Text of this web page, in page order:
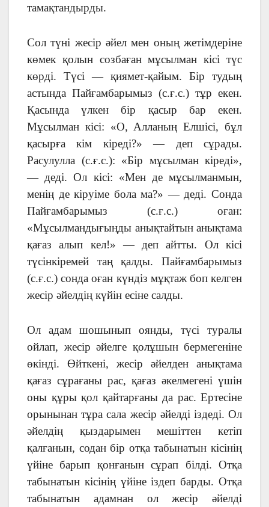
тамақтандырды.
Сол түні жесір әйел мен оның жетімдеріне
көмек қолын созбаған мұсылман кісі түс
көрді. Түсі — қиямет-қайым. Бір тудың
астында Пайғамбарымыз (с.ғ.с.) тұр екен.
Қасында үлкен бір қасыр бар екен.
Мұсылман кісі: «О, Алланың Елшісі, бұл
қасырға кім кіреді?» — деп сұрады.
Расулулла (с.ғ.с.): «Бір мұсылман кіреді»,
— деді. Ол кісі: «Мен де мұсылманмын,
менің де кіруіме бола ма?» — деді. Сонда
Пайғамбарымыз (с.ғ.с.) оған:
«Мұсылмандығыңды анықтайтын анықтама
қағаз алып кел!» — деп айтты. Ол кісі
түсінкіремей таң қалды. Пайғамбарымыз
(с.ғ.с.) сонда оған күндіз мұқтаж боп келген
жесір әйелдің күйін есіне салды.
Ол адам шошынып оянды, түсі туралы
ойлап, жесір әйелге қолұшын бермегеніне
өкінді. Өйткені, жесір әйелден анықтама
қағаз сұрағаны рас, қағаз әкелмегені үшін
оны құры қол қайтарғаны да рас. Ертесіне
орынынан тұра сала жесір әйелді іздеді. Ол
әйелдің қыздарымен мешіттен кетіп
қалғанын, содан бір отқа табынатын кісінің
үйіне барып қонғанын сұрап білді. Отқа
табынатын кісінің үйіне іздеп барды. Отқа
табынатын адамнан ол жесір әйелді